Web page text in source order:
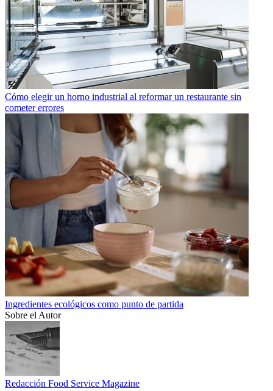
Cómo elegir un horno industrial al reformar un restaurante sin
cometer errores
Ingredientes ecológicos como punto de partida
Sobre el Autor
Redacción Food Service Magazine